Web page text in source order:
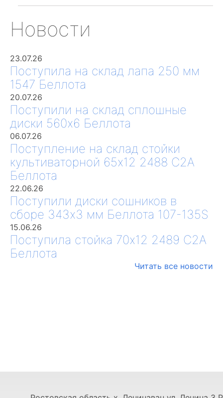
Новости
23.07.26
Поступила на склад лапа 250 мм
1547 Беллота
20.07.26
Поступили на склад сплошные
диски 560х6 Беллота
06.07.26
Поступление на склад стойки
культиваторной 65х12 2488 С2А
Беллота
22.06.26
Поступили диски сошников в
сборе 343х3 мм Беллота 107-135S
15.06.26
Поступила стойка 70х12 2489 С2А
Беллота
Читать все новости